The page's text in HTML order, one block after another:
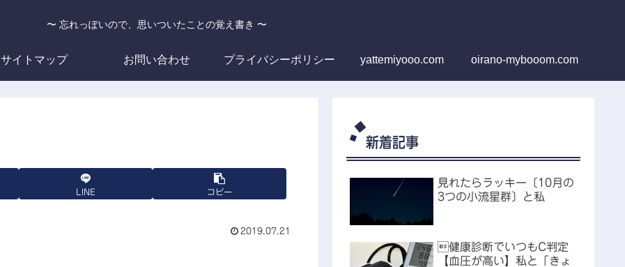
〜 忘れっぽいので、思いついたことの覚え書き 〜
サイトマップ お問い合わせ プライバシーポリシー yattemiyooo.com oirano-mybooom.com
LINE コピー
2019.07.21
新着記事
見れたらラッキー〔10月の
3つの小流星群〕と私
健康診断でいつもC判定
【血圧が高い】私と「きょ